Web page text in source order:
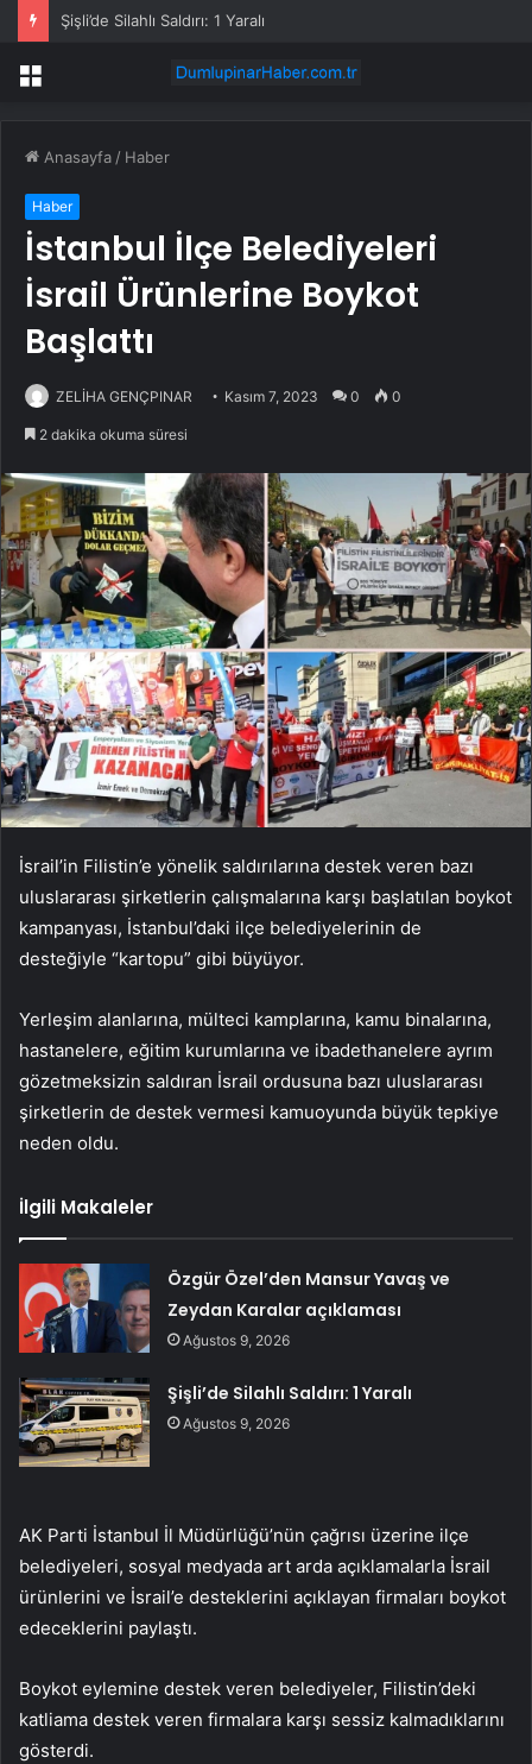
Şişli’de Silahlı Saldırı: 1 Yaralı
Menü
Anasayfa / Haber
Haber
İstanbul İlçe Belediyeleri
İsrail Ürünlerine Boykot
Başlattı
ZELİHA GENÇPINAR Kasım 7, 2023 0 0
2 dakika okuma süresi
İsrail’in Filistin’e yönelik saldırılarına destek veren bazı
uluslararası şirketlerin çalışmalarına karşı başlatılan boykot
kampanyası, İstanbul’daki ilçe belediyelerinin de
desteğiyle “kartopu” gibi büyüyor.
Yerleşim alanlarına, mülteci kamplarına, kamu binalarına,
hastanelere, eğitim kurumlarına ve ibadethanelere ayrım
gözetmeksizin saldıran İsrail ordusuna bazı uluslararası
şirketlerin de destek vermesi kamuoyunda büyük tepkiye
neden oldu.
İlgili Makaleler
Özgür Özel’den Mansur Yavaş ve
Zeydan Karalar açıklaması
Ağustos 9, 2026
Şişli’de Silahlı Saldırı: 1 Yaralı
Ağustos 9, 2026
AK Parti İstanbul İl Müdürlüğü’nün çağrısı üzerine ilçe
belediyeleri, sosyal medyada art arda açıklamalarla İsrail
ürünlerini ve İsrail’e desteklerini açıklayan firmaları boykot
edeceklerini paylaştı.
Boykot eylemine destek veren belediyeler, Filistin’deki
katliama destek veren firmalara karşı sessiz kalmadıklarını
gösterdi.